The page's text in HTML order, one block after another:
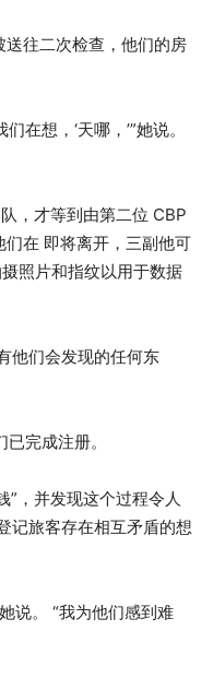
往二次检查，他们的房
在想，‘天哪，’”她说。
，才等到 由第二位 CBP
们在 即将离开，三副 他可
照片和指纹以用于数据
他们会发现的任何东
已完成注册。
”，并发现这个过程令人
记旅客存在相互矛盾的想
说。 “我为他们感到难